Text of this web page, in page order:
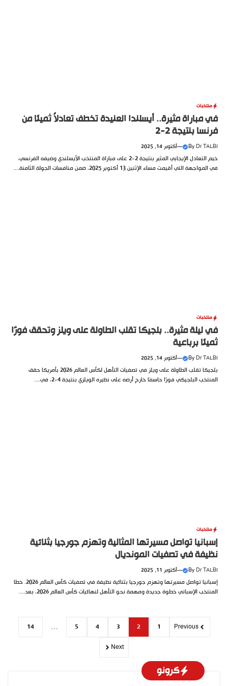
منتخبات
في مباراة مثيرة.. أيسلندا العنيدة تخطف تعادلاً ثمينًا من
فرنسا بنتيجة 2-2
By Dr TALBI
—أكتوبر 14, 2025
خيم التعادل الإيجابي المثير بنتيجة 2-2 على مباراة المنتخب الأيسلندي وضيفه الفرنسي،
في المواجهة التي أقيمت مساء الإثنين 13 أكتوبر 2025، ضمن منافسات الجولة الثامنة....
منتخبات
في ليلة مثيرة.. بلجيكا تقلب الطاولة على ويلز وتحقق فوزًا
ثمينًا برباعية
By Dr TALBI
—أكتوبر 14, 2025
بلجيكا تقلب الطاولة على ويلز في تصفيات التأهل لكأس العالم 2026 بأمريكا حقق
المنتخب البلجيكي فوزًا حاسمًا خارج أرضه على نظيره الويلزي بنتيجة 4-2، في....
منتخبات
إسبانيا تواصل مسيرتها المثالية وتهزم جورجيا بثنائية
نظيفة في تصفيات المونديال
By Dr TALBI
—أكتوبر 11, 2025
إسبانيا تواصل مسيرتها وتهزم جورجيا بثنائية نظيفة في تصفيات كأس العالم 2026. خطا
المنتخب الإسباني خطوة جديدة ومهمة نحو التأهل لنهائيات كأس العالم 2026، بعد....
Previous
1
2
3
4
5
…
14
Next
كرونو